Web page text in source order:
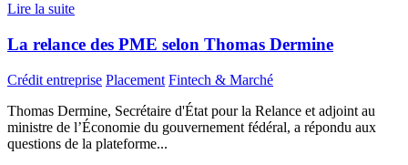
Lire la suite
La relance des PME selon Thomas Dermine
Crédit entreprise Placement Fintech & Marché
Thomas Dermine, Secrétaire d'État pour la Relance et adjoint au
ministre de l’Économie du gouvernement fédéral, a répondu aux
questions de la plateforme...